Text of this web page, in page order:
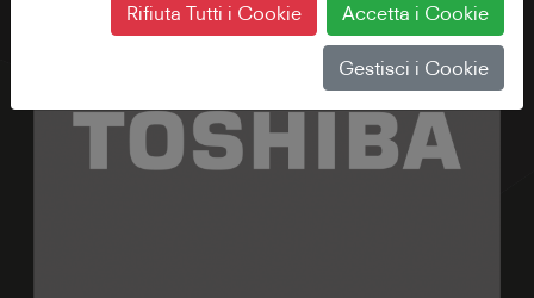
Rifiuta Tutti i Cookie Accetta i Cookie
Gestisci i Cookie